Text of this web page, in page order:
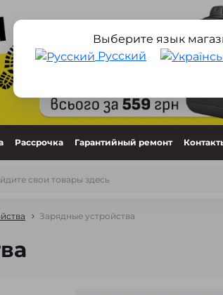
Рассрочка Гарантийный ремонт
Зарядные устройства
Выберите язык
Русский